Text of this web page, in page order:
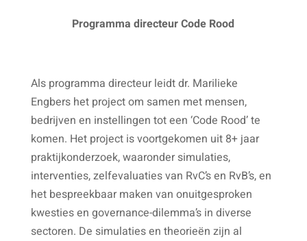
Programma directeur Code Rood
Als programma directeur leidt dr. Marilieke
Engbers het project om samen met mensen,
bedrijven en instellingen tot een ‘Code Rood’ te
komen. Het project is voortgekomen uit 8+ jaar
praktijkonderzoek, waaronder simulaties,
interventies, zelfevaluaties van RvC’s en RvB’s, en
het bespreekbaar maken van onuitgesproken
kwesties en governance-dilemma’s in diverse
sectoren. De simulaties en theorieën zijn al